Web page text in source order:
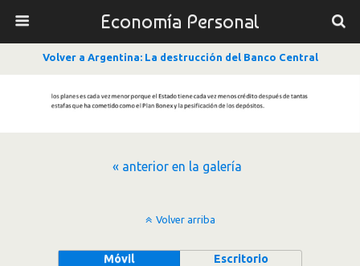
Economía Personal
Volver a Argentina: La destrucción del Banco Central
« anterior en la galería
Volver arriba
Móvil Escritorio